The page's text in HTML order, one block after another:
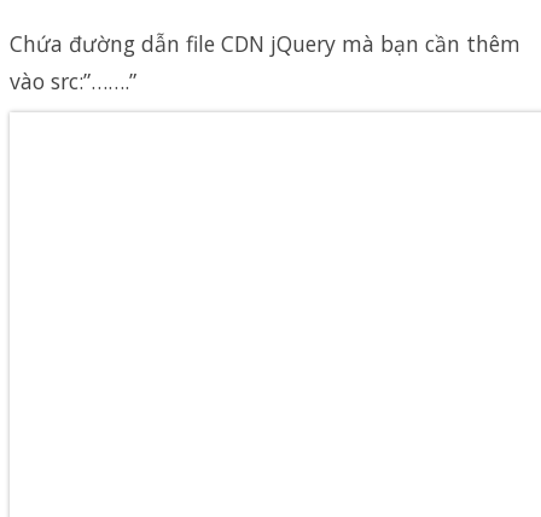
Chứa đường dẫn file CDN jQuery mà bạn cần thêm
vào src:”…….”